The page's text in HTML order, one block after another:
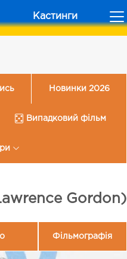
Кастинги
Новинки 2026
Випадковий фільм
Gordon)
Фільмографія